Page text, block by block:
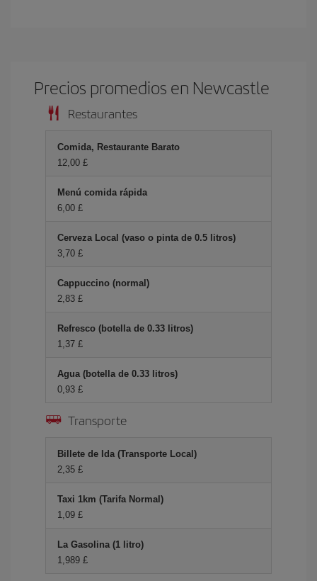
Precios promedios en Newcastle
Restaurantes
Comida, Restaurante Barato
12,00 £
Menú comida rápida
6,00 £
Cerveza Local (vaso o pinta de 0.5 litros)
3,70 £
Cappuccino (normal)
2,83 £
Refresco (botella de 0.33 litros)
1,37 £
Agua (botella de 0.33 litros)
0,93 £
Transporte
Billete de Ida (Transporte Local)
2,35 £
Taxi 1km (Tarifa Normal)
1,09 £
La Gasolina (1 litro)
1,989 £